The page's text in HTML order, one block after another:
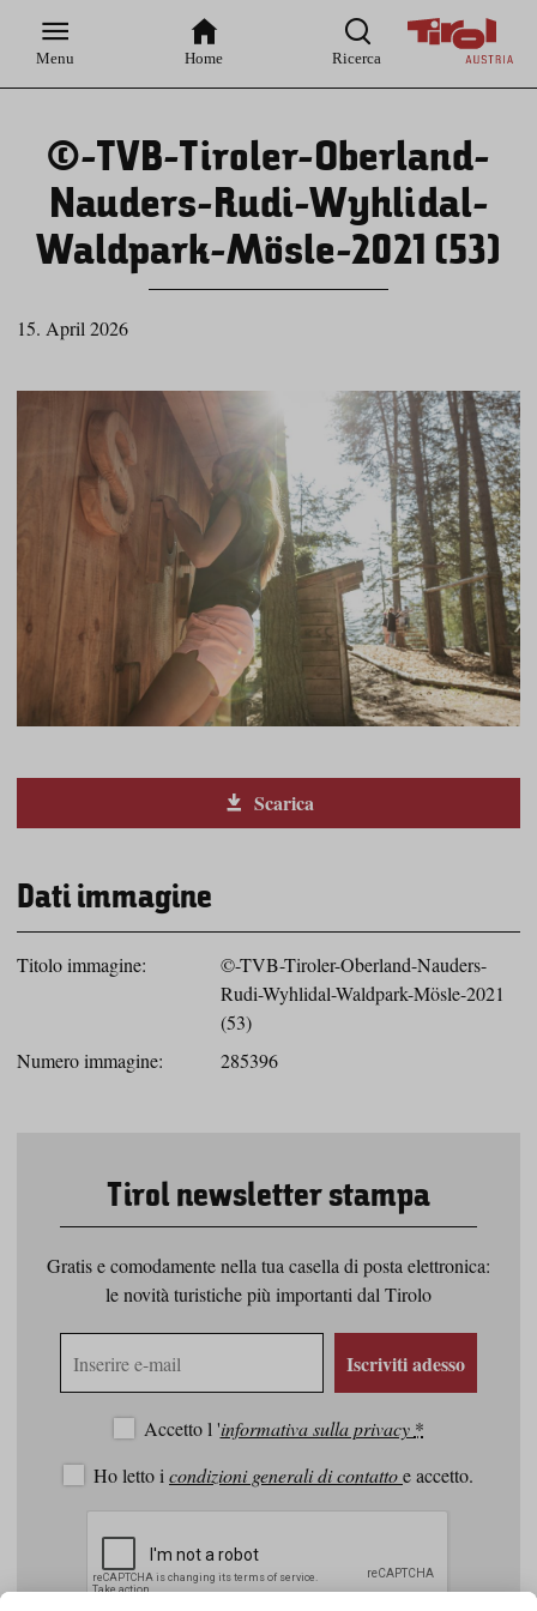
Hauptnavigation
Inhaltsbereich
Menu Home Ricerca
©-TVB-Tiroler-Oberland-
Nauders-Rudi-Wyhlidal-
Waldpark-Mösle-2021 (53)
15. April 2026
Scarica
Dati immagine
Titolo immagine:
©-TVB-Tiroler-Oberland-Nauders-
Rudi-Wyhlidal-Waldpark-Mösle-2021
(53)
Numero immagine:
285396
Tirol newsletter stampa
Gratis e comodamente nella tua casella di posta elettronica:
le novità turistiche più importanti dal Tirolo
Iscriviti adesso
Accetto l 'informativa sulla privacy *
Ho letto i condizioni generali di contattoe accetto.